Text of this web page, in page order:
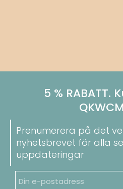
5 % RABATT.
Prenumerera på det
nyhetsbrevet för alla
uppdateringar